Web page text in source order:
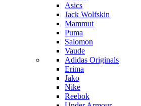
Asics
Jack Wolfskin
Mammut
Puma
Salomon
Vaude
Adidas Originals
Erima
Jako
Nike
Reebok